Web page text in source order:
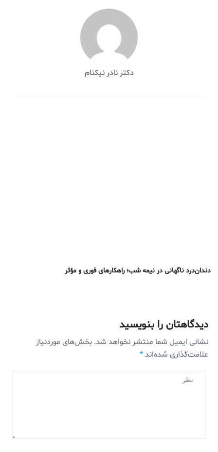
دکتر نادر نیکنام
دندان‌درد ناگهانی در نیمه شب؛ راهکارهای فوری و مؤثر
دیدگاهتان را بنویسید
نشانی ایمیل شما منتشر نخواهد شد. بخش‌های موردنیاز
علامت‌گذاری شده‌اند*